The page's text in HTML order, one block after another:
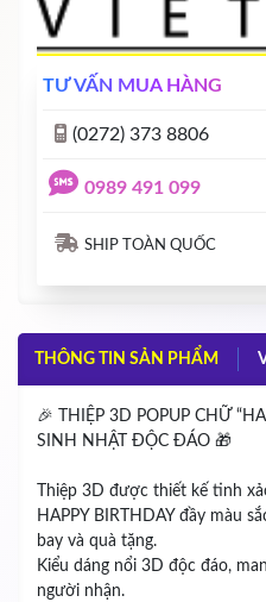
TƯ VẤN MUA HÀNG
(0272) 373 8806
0989 491 099
SHIP TOÀN QUỐC
THÔNG TIN SẢN PHẨM
🎉 THIỆP 3D POPUP CHỮ
SINH NHẬT ĐỘC ĐÁO 🎁
Thiệp 3D được thiết kế tinh
HAPPY BIRTHDAY đầy màu
bay và quà tặng.
Kiểu dáng nổi 3D độc đáo,
người nhận.